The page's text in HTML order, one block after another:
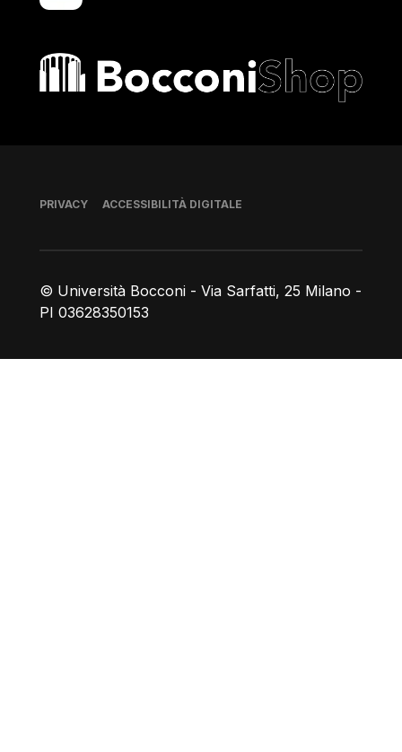
Bocconi shop
© Università Bocconi - Via Sarfatti, 25 Milano -
PI 03628350153
Piè di pagina
PRIVACY ACCESSIBILITÀ DIGITALE